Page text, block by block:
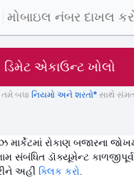
ડિમેટ એકાઉન્ટ ખોલો
બધા નિયમો અને શરતો*સાથે
માર્કેટમાં રોકાણ બજારના
સંબંધિત ડૉક્યૂમેન્ટ
અહીં ક્લિક કરો.